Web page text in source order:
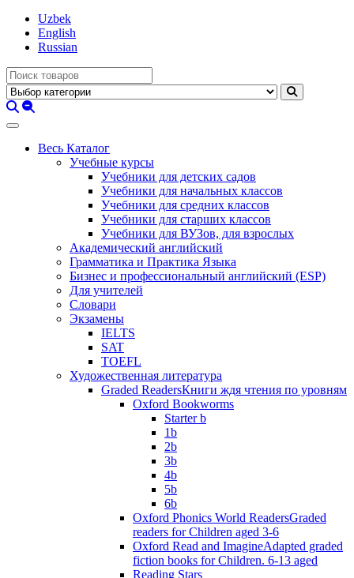
Uzbek
English
Russian
Весь Каталог
Учебные курсы
Учебники для детских садов
Учебники для начальных классов
Учебники для средних классов
Учебники для старших классов
Учебники для ВУЗов, для взрослых
Академический английский
Грамматика и Практика Языка
Бизнес и профессиональный английский (ESP)
Для учителей
Словари
Экзамены
IELTS
SAT
TOEFL
Художественная литература
Graded ReadersКниги ждя чтения по уровням
Oxford Bookworms
Starter b
1b
2b
3b
4b
5b
6b
Oxford Phonics World ReadersGraded
readers for Children aged 3-6
Oxford Read and ImagineAdapted graded
fiction books for Children. 6-13 aged
Reading Stars